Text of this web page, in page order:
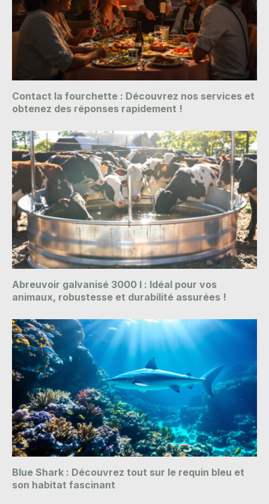
Contact la fourchette : Découvrez nos services et
obtenez des réponses rapidement !
Abreuvoir galvanisé 3000 l : Idéal pour vos
animaux, robustesse et durabilité assurées !
Blue Shark : Découvrez tout sur le requin bleu et
son habitat fascinant